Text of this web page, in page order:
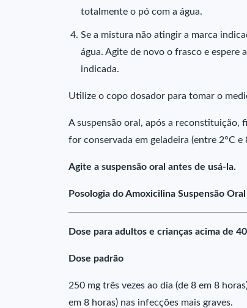
totalmente o pó com a água.
Se a mistura não atingir a marca
água. Agite de novo o frasco e espere
indicada.
Utilize o copo dosador para tomar o
A suspensão oral, após a reconstituição,
for conservada em geladeira (entre 2°C e
Agite a suspensão oral antes de usá-la.
Posologia do Amoxicilina Suspensão
Dose para adultos e crianças acima de
Dose padrão
250 mg três vezes ao dia (de 8 em 8
em 8 horas) nas infecções mais graves.